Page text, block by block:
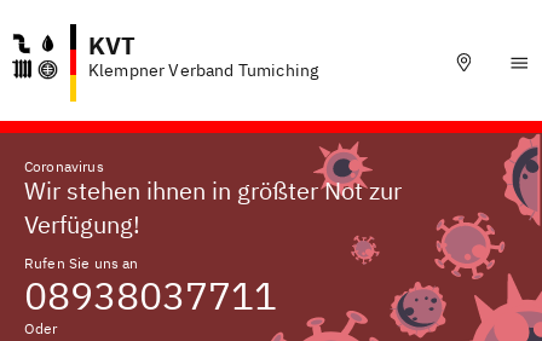
KVT
Klempner Verband Tumiching
Coronavirus
Wir stehen ihnen in größter Not zur
Verfügung!
Rufen Sie uns an
08938037711
Oder